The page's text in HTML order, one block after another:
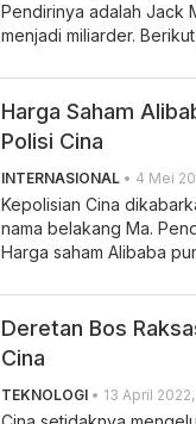
Pendirinya adalah Jack
menjadi miliarder.
Harga Saham
Polisi Cina
INTERNASIONAL • 4 Mei
Kepolisian Cina
nama belakang Ma.
Harga saham Alibaba
Deretan Bos
Cina
TEKNOLOGI • 13 April 2022,